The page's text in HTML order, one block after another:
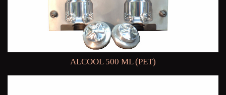
ALCOOL 500 ML (PET)